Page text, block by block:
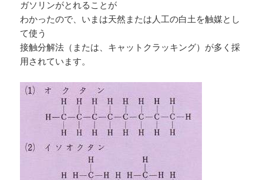
ガソリンがとれることが
わかったので、いまは天然または人工の白土を触媒とし
て使う
接触分解法（または、キャットクラッキング）が多く採
用されています。